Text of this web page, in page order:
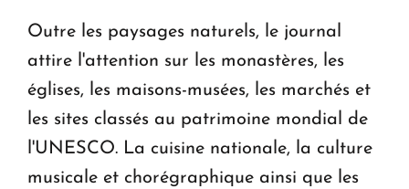
Outre les paysages naturels, le journal
attire l'attention sur les monastères, les
églises, les maisons-musées, les marchés et
les sites classés au patrimoine mondial de
l'UNESCO. La cuisine nationale, la culture
musicale et chorégraphique ainsi que les